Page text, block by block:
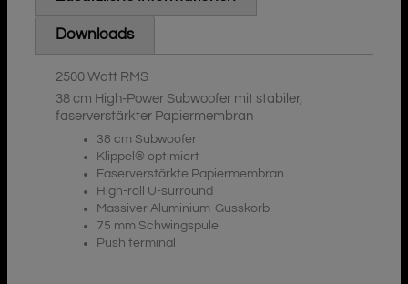
Downloads
2500 Watt RMS
38 cm High-Power Subwoofer mit stabiler,
faserverstärkter Papiermembran
38 cm Subwoofer
Klippel® optimiert
Faserverstärkte Papiermembran
High-roll U-surround
Massiver Aluminium-Gusskorb
75 mm Schwingspule
Push terminal